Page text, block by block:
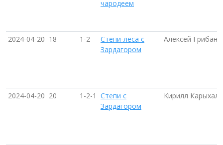
чародеем
2024-04-20 18 1-2
Степи-леса с
Зардагором
Алексей
2024-04-20 20 1-2-1 Степи с
Зардагором
Кирилл